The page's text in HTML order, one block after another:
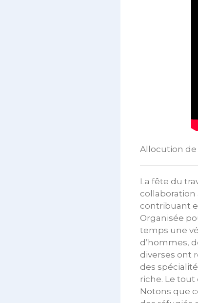
Allocution de
La fête du
collaboration
contribuant
Organisée
temps une
d’hommes,
diverses ont
des
riche. Le
Notons que